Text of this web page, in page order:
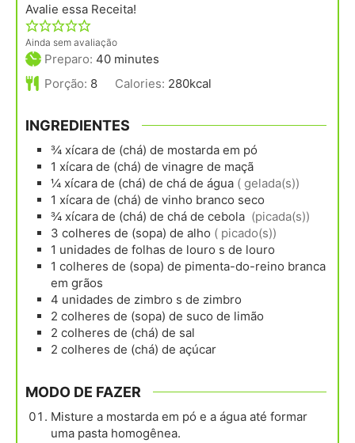
Avalie essa Receita!
Ainda sem avaliação
Preparo: 40minutes
minutes
Porção: 8 Calories: 280kcal
INGREDIENTES
¾ xícara de (chá) de mostarda em pó
1 xícara de (chá) de vinagre de maçã
¼ xícara de (chá) de chá de água ( gelada(s))
1 xícara de (chá) de vinho branco seco
¾ xícara de (chá) de chá de cebola (picada(s))
3 colheres de (sopa) de alho ( picado(s))
1 unidades de folhas de louro s de louro
1 colheres de (sopa) de pimenta-do-reino branca
em grãos
4 unidades de zimbro s de zimbro
2 colheres de (sopa) de suco de limão
2 colheres de (chá) de sal
2 colheres de (chá) de açúcar
MODO DE FAZER
Misture a mostarda em pó e a água até formar
uma pasta homogênea.